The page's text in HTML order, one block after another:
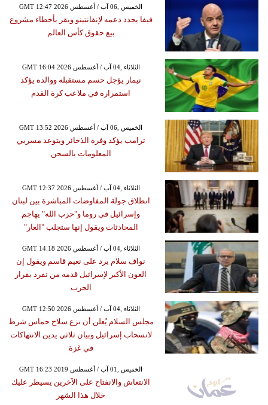
GMT 12:47 2026 الخميس ,06 آب / أغسطس
فيفا يجدد دعمه لإنفانتينو ويقر بأخطاء مشروع
بيع حقوق كأس العالم
GMT 16:04 2026 الثلاثاء ,04 آب / أغسطس
نيمار يؤجل حسم مستقبله ووالده يؤكد
استمراره في ملاعب كرة القدم
GMT 13:52 2026 الخميس ,06 آب / أغسطس
ترامب يؤكد وفرة الذخائر ويتوعد مسربي
المعلومات بالسجن
GMT 12:37 2026 الثلاثاء ,04 آب / أغسطس
انطلاق جولة المفاوضات المباشرة بين لبنان
وإسرائيل في روما و"حزب الله" يهاجم
المحادثات ويقول إنها ستجلب "العار"
GMT 14:18 2026 الثلاثاء ,04 آب / أغسطس
نواف سلام يرد على نعيم قاسم ويقول إن
العون الأكبر لإسرائيل قدمه من تفرد بقرار
الحرب
GMT 12:50 2026 الثلاثاء ,04 آب / أغسطس
مجلس السلام يُعلن أن نزع سلاح حماس شرط
لانسحاب إسرائيل وبيان ثلاثي يدين الانتهاكات
في غزة
GMT 16:23 2019 الخميس ,01 آب / أغسطس
الانتعاش والانفتاح على الآخرين يسيطر عليك
خلال هذا الشهر